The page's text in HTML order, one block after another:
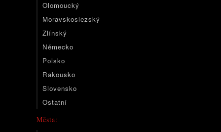
Olomoucký
Moravskoslezský
Zlínský
Německo
Polsko
Rakousko
Slovensko
Ostatní
Města: